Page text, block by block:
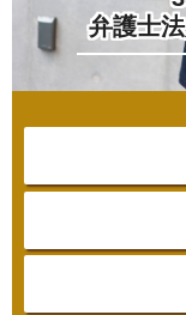
弁護士